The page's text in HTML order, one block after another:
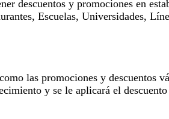
descuentos y promociones en
Escuelas, Universidades,
las promociones y descuentos
y se le aplicará el